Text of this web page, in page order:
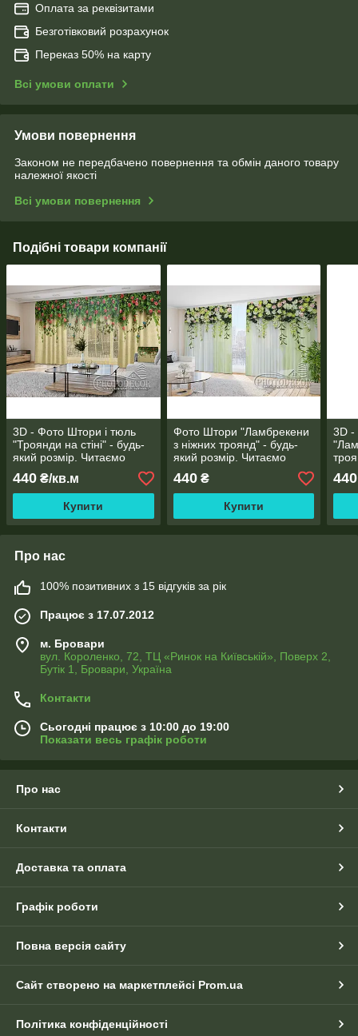
Оплата за реквізитами
Безготівковий розрахунок
Переказ 50% на карту
Всі умови оплати
Умови повернення
Законом не передбачено повернення та обмін даного товару
належної якості
Всі умови повернення
Подібні товари компанії
3D - Фото Штори і тюль
"Троянди на стіні" - будь-
який розмір. Читаємо
440 ₴/кв.м
Купити
Фото Штори "Ламбрекени
з ніжних троянд" - будь-
який розмір. Читаємо
440₴
Купити
3D -
440
Про нас
100% позитивних з 15 відгуків за рік
Працює з 17.07.2012
м. Бровари
вул. Короленко, 72, ТЦ «Ринок на Київській», Поверх 2,
Бутік 1, Бровари, Україна
Контакти
Сьогодні працює з 10:00 до 19:00
Показати весь графік роботи
Про нас
Контакти
Доставка та оплата
Графік роботи
Повна версія сайту
Сайт створено на маркетплейсі Prom.ua
Політика конфіденційності